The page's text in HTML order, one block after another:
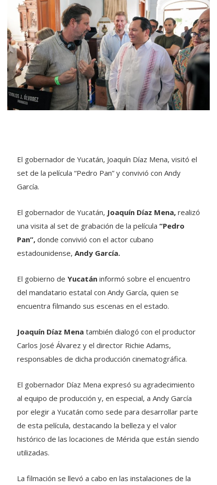
El gobernador de Yucatán, Joaquín Díaz Mena, visitó el
set de la película “Pedro Pan” y convivió con Andy
García.
El gobernador de Yucatán, Joaquín Díaz Mena, realizó
una visita al set de grabación de la película “Pedro
Pan”, donde convivió con el actor cubano
estadounidense, Andy García.
El gobierno de Yucatán informó sobre el encuentro
del mandatario estatal con Andy García, quien se
encuentra filmando sus escenas en el estado.
Joaquín Díaz Mena también dialogó con el productor
Carlos José Álvarez y el director Richie Adams,
responsables de dicha producción cinematográfica.
El gobernador Díaz Mena expresó su agradecimiento
al equipo de producción y, en especial, a Andy García
por elegir a Yucatán como sede para desarrollar parte
de esta película, destacando la belleza y el valor
histórico de las locaciones de Mérida que están siendo
utilizadas.
La filmación se llevó a cabo en las instalaciones de la